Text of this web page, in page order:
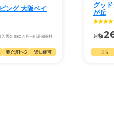
ング 大阪ベイ
(入居金980万円 +介護保険料)
要介護1〜5 認知症可
グッ
が丘
月額
自立